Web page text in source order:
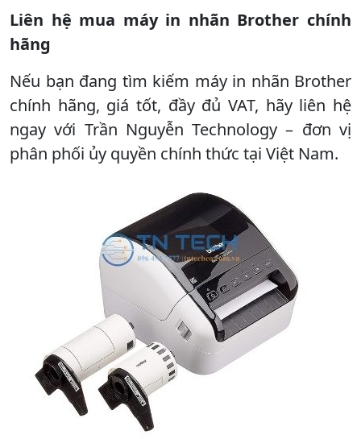
Liên hệ mua máy in nhãn Brother chính
hãng
Nếu bạn đang tìm kiếm máy in nhãn Brother
chính hãng, giá tốt, đầy đủ VAT, hãy liên hệ
ngay với Trần Nguyễn Technology – đơn vị
phân phối ủy quyền chính thức tại Việt Nam.